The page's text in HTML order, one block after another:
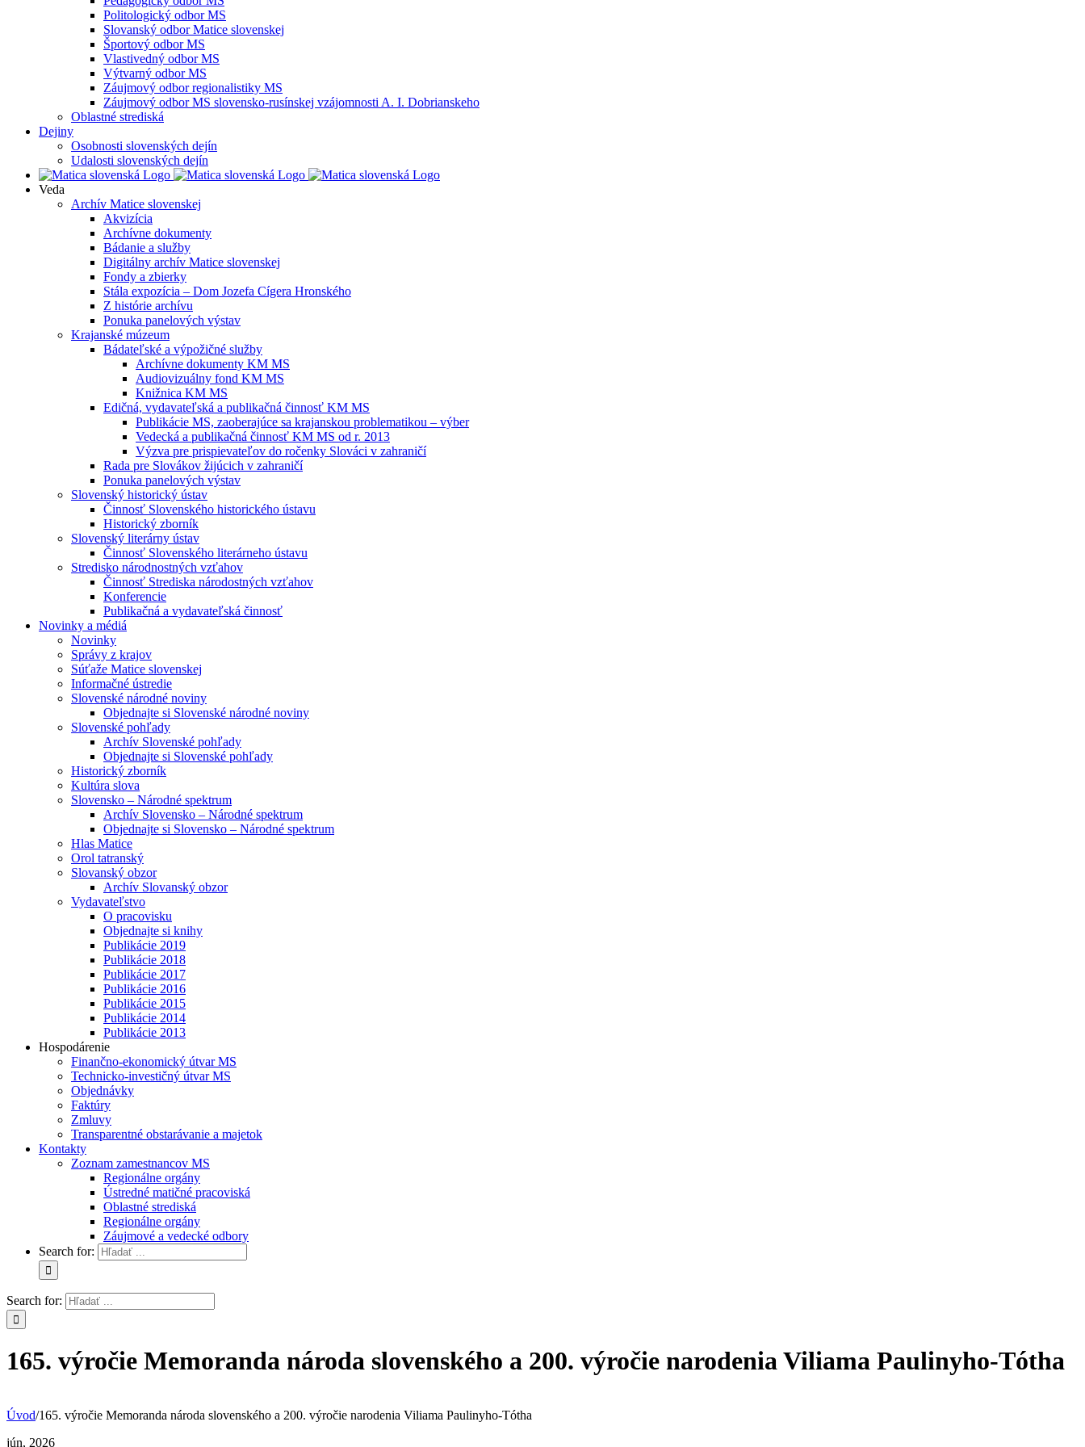
Politologický odbor MS
Slovanský odbor Matice slovenskej
Športový odbor MS
Vlastivedný odbor MS
Výtvarný odbor MS
Záujmový odbor regionalistiky MS
Záujmový odbor MS slovensko-rusínskej vzájomnosti A. I. Dobrianskeho
Oblastné strediská
Dejiny
Osobnosti slovenských dejín
Udalosti slovenských dejín
Veda
Archív Matice slovenskej
Akvizícia
Archívne dokumenty
Bádanie a služby
Digitálny archív Matice slovenskej
Fondy a zbierky
Stála expozícia – Dom Jozefa Cígera Hronského
Z histórie archívu
Ponuka panelových výstav
Krajanské múzeum
Bádateľské a výpožičné služby
Archívne dokumenty KM MS
Audiovizuálny fond KM MS
Knižnica KM MS
Edičná, vydavateľská a publikačná činnosť KM MS
Publikácie MS, zaoberajúce sa krajanskou problematikou – výber
Vedecká a publikačná činnosť KM MS od r. 2013
Výzva pre prispievateľov do ročenky Slováci v zahraničí
Rada pre Slovákov žijúcich v zahraničí
Ponuka panelových výstav
Slovenský historický ústav
Činnosť Slovenského historického ústavu
Historický zborník
Slovenský literárny ústav
Činnosť Slovenského literárneho ústavu
Stredisko národnostných vzťahov
Činnosť Strediska národostných vzťahov
Konferencie
Publikačná a vydavateľská činnosť
Novinky a médiá
Novinky
Správy z krajov
Súťaže Matice slovenskej
Informačné ústredie
Slovenské národné noviny
Objednajte si Slovenské národné noviny
Slovenské pohľady
Archív Slovenské pohľady
Objednajte si Slovenské pohľady
Historický zborník
Kultúra slova
Slovensko – Národné spektrum
Archív Slovensko – Národné spektrum
Objednajte si Slovensko – Národné spektrum
Hlas Matice
Orol tatranský
Slovanský obzor
Archív Slovanský obzor
Vydavateľstvo
O pracovisku
Objednajte si knihy
Publikácie 2019
Publikácie 2018
Publikácie 2017
Publikácie 2016
Publikácie 2015
Publikácie 2014
Publikácie 2013
Hospodárenie
Finančno-ekonomický útvar MS
Technicko-investičný útvar MS
Objednávky
Faktúry
Zmluvy
Transparentné obstarávanie a majetok
Kontakty
Zoznam zamestnancov MS
Regionálne orgány
Ústredné matičné pracoviská
Oblastné strediská
Regionálne orgány
Záujmové a vedecké odbory
Search for:
Search for:
165. výročie Memoranda národa slovenského a 200. výročie narodenia Viliama Paulinyho-Tótha
Úvod/165. výročie Memoranda národa slovenského a 200. výročie narodenia Viliama Paulinyho-Tótha
jún, 2026